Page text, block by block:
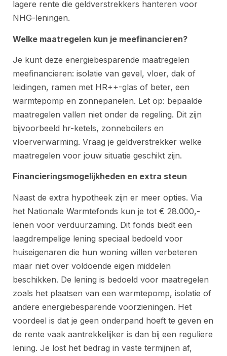
lagere rente die geldverstrekkers hanteren voor
NHG-leningen.
Welke maatregelen kun je meefinancieren?
Je kunt deze energiebesparende maatregelen
meefinancieren: isolatie van gevel, vloer, dak of
leidingen, ramen met HR++-glas of beter, een
warmtepomp en zonnepanelen. Let op: bepaalde
maatregelen vallen niet onder de regeling. Dit zijn
bijvoorbeeld hr-ketels, zonneboilers en
vloerverwarming. Vraag je geldverstrekker welke
maatregelen voor jouw situatie geschikt zijn.
Financieringsmogelijkheden en extra steun
Naast de extra hypotheek zijn er meer opties. Via
het Nationale Warmtefonds kun je tot € 28.000,-
lenen voor verduurzaming. Dit fonds biedt een
laagdrempelige lening speciaal bedoeld voor
huiseigenaren die hun woning willen verbeteren
maar niet over voldoende eigen middelen
beschikken. De lening is bedoeld voor maatregelen
zoals het plaatsen van een warmtepomp, isolatie of
andere energiebesparende voorzieningen. Het
voordeel is dat je geen onderpand hoeft te geven en
de rente vaak aantrekkelijker is dan bij een reguliere
lening. Je lost het bedrag in vaste termijnen af,